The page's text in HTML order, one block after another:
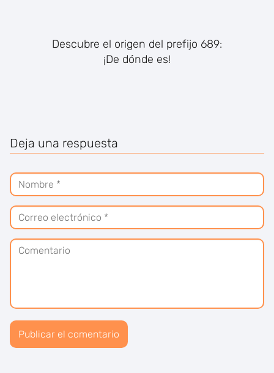
Descubre el origen del prefijo 689:
¡De dónde es!
Deja una respuesta